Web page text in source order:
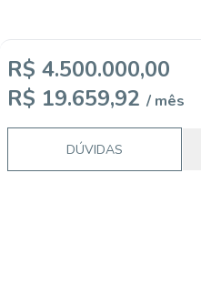
R$ 4.500.000,00
R$ 19.659,92 / mês
DÚVIDAS